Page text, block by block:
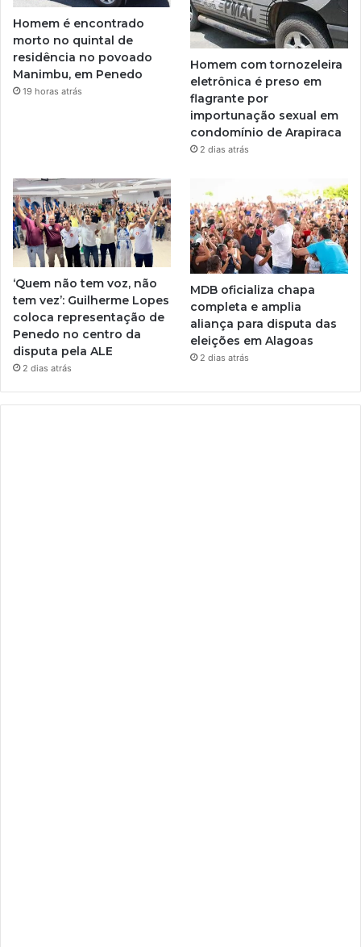
Homem é encontrado
morto no quintal de
residência no povoado
Manimbu, em Penedo
19 horas atrás
Homem com tornozeleira
eletrônica é preso em
flagrante por
importunação sexual em
condomínio de Arapiraca
2 dias atrás
‘Quem não tem voz, não
tem vez’: Guilherme Lopes
coloca representação de
Penedo no centro da
disputa pela ALE
2 dias atrás
MDB oficializa chapa
completa e amplia
aliança para disputa das
eleições em Alagoas
2 dias atrás